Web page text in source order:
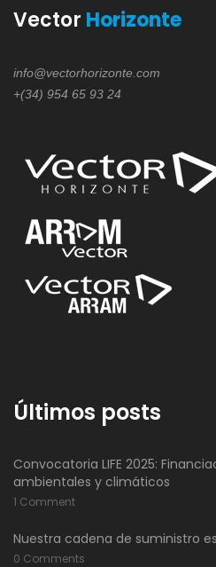
Vector Horizonte
info@vectorhorizonte.com
+(34) 954 65 93 24
Últimos posts
Convocatoria LIFE 2025:
ambientales y climáticos
1 Comment
Nuestra cadena de suministro
0 Comments